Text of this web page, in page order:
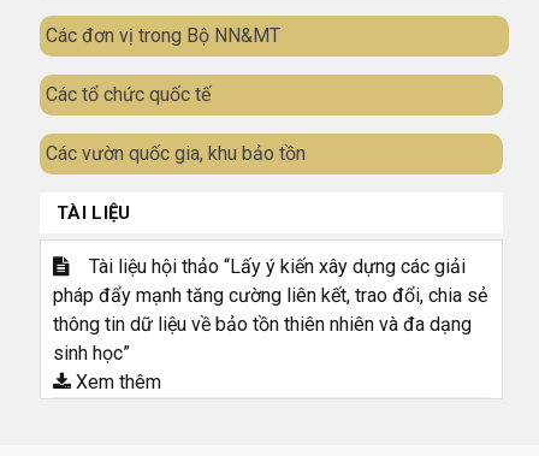
Các đơn vị trong Bộ NN&MT
Các tổ chức quốc tế
Các vườn quốc gia, khu bảo tồn
TÀI LIỆU
Tài liệu hội thảo “Lấy ý kiến xây dựng các giải
pháp đẩy mạnh tăng cường liên kết, trao đổi, chia sẻ
thông tin dữ liệu về bảo tồn thiên nhiên và đa dạng
sinh học”
Xem thêm